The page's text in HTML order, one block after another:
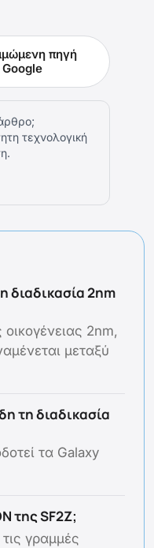
πηγή
τεχνολογική
διαδικασία 2nm
2nm,
μεταξύ
τη διαδικασία
τα Galaxy
της SF2Z;
γραμμές